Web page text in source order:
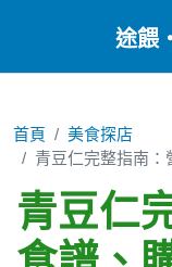
途餵
首頁
美食探店
青豆仁完整指南：
青豆仁